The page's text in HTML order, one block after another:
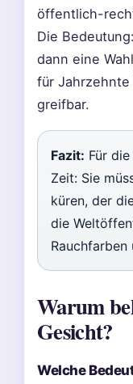
öffentlich-
Die
dann eine
für
greifbar.
Fazit: Für
Zeit: Sie
küren, der
die
Rauchfarben
Warum
Gesicht?
Welche